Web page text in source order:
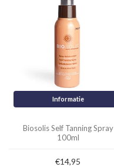
Informatie
Biosolis Self Tanning Spray
100ml
€14,95